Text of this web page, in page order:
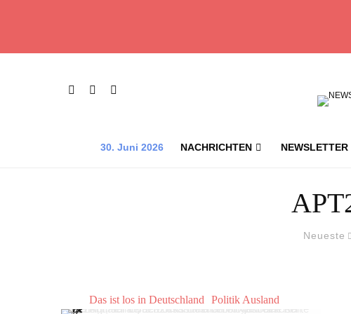
30. Juni 2026 NACHRICHTEN NEWSLETTER
Neueste
Das ist los in Deutschland
Politik Ausland